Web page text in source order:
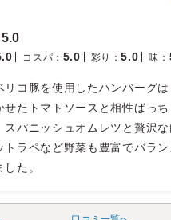
5.0
コスパ ： 5.0 彩り ：5.0 味 ：
リコ豚を使用したハンバーグ
せたトマトソースと相性ばっ
スパニッシュオムレツと贅沢
トラペなど野菜も豊富でバラ
た。